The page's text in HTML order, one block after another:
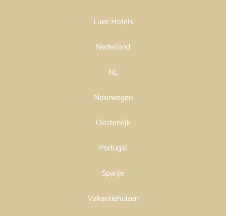
Luxe Hotels
Nederland
NL
Noorwegen
Oostenrijk
Portugal
Spanje
Vakantiehuizen